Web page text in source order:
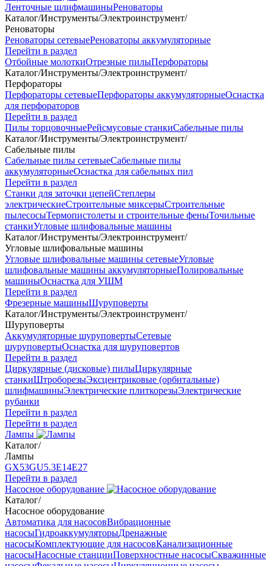
Ленточные шлифмашиныРеноваторы
Каталог/Инструменты/Электроинструмент/
Реноваторы
Реноваторы сетевыеРеноваторы аккумуляторные
Перейти в раздел
Отбойные молоткиОтрезные пилыПерфораторы
Каталог/Инструменты/Электроинструмент/
Перфораторы
Перфораторы сетевыеПерфораторы аккумуляторныеОснастка
для перфораторов
Перейти в раздел
Пилы торцовочныеРейсмусовые станкиСабельные пилы
Каталог/Инструменты/Электроинструмент/
Сабельные пилы
Сабельные пилы сетевыеСабельные пилы
аккумуляторныеОснастка для сабельных пил
Перейти в раздел
Станки для заточки цепейСтеплеры
электрическиеСтроительные миксерыСтроительные
пылесосыТермопистолеты и строительные феныТочильные
станкиУгловые шлифовальные машины
Каталог/Инструменты/Электроинструмент/
Угловые шлифовальные машины
Угловые шлифовальные машины сетевыеУгловые
шлифовальные машины аккумуляторныеПолировальные
машиныОснастка для УШМ
Перейти в раздел
Фрезерные машиныШуруповерты
Каталог/Инструменты/Электроинструмент/
Шуруповерты
Аккумуляторные шуруповертыСетевые
шуруповертыОснастка для шуруповертов
Перейти в раздел
Циркулярные (дисковые) пилыЦиркулярные
станкиШтроборезыЭксцентриковые (орбитальные)
шлифмашиныЭлектрические плиткорезыЭлектрические
рубанки
Перейти в раздел
Перейти в раздел
Лампы
Каталог/
Лампы
GX53GU5.3Е14Е27
Перейти в раздел
Насосное оборудование
Каталог/
Насосное оборудование
Автоматика для насосовВибрационные
насосыГидроаккумуляторыДренажные
насосыКомплектующие для насосовКанализационные
насосыНасосные станцииПоверхностные насосыСкважинные